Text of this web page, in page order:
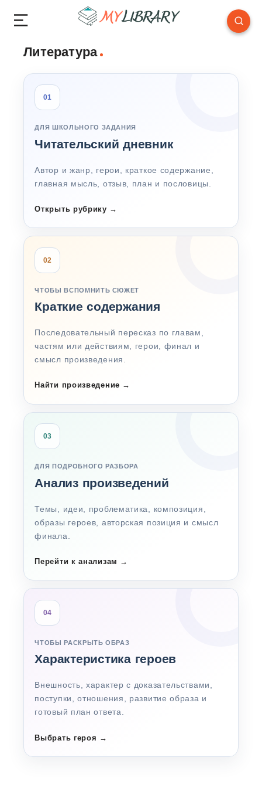
Литература
01
ДЛЯ ШКОЛЬНОГО ЗАДАНИЯ
Читательский дневник
Автор и жанр, герои, краткое содержание,
главная мысль, отзыв, план и пословицы.
Открыть рубрику →
02
ЧТОБЫ ВСПОМНИТЬ СЮЖЕТ
Краткие содержания
Последовательный пересказ по главам,
частям или действиям, герои, финал и
смысл произведения.
Найти произведение →
03
ДЛЯ ПОДРОБНОГО РАЗБОРА
Анализ произведений
Темы, идеи, проблематика, композиция,
образы героев, авторская позиция и смысл
финала.
Перейти к анализам →
04
ЧТОБЫ РАСКРЫТЬ ОБРАЗ
Характеристика героев
Внешность, характер с доказательствами,
поступки, отношения, развитие образа и
готовый план ответа.
Выбрать героя →